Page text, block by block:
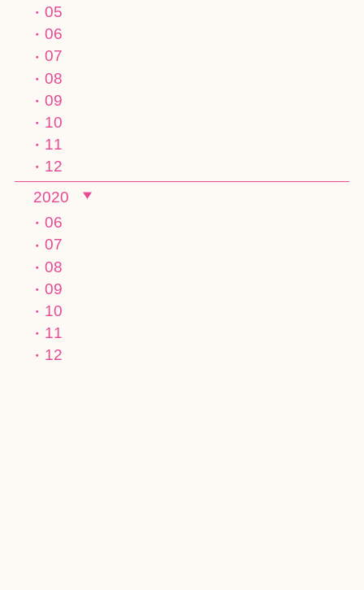
05
06
07
08
09
10
11
12
2020
06
07
08
09
10
11
12